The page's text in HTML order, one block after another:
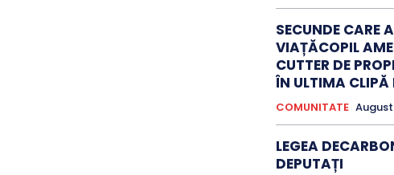
SECUNDE CARE
VIAȚĂCOPIL
CUTTER DE
ÎN ULTIMA CLIPĂ
COMUNITATE
LEGEA
DEPUTAȚI